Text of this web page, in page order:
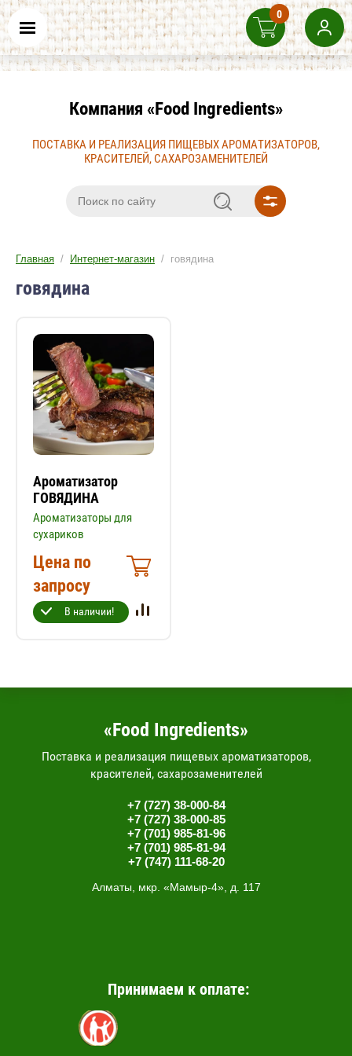
Компания «Food Ingredients»
ПОСТАВКА И РЕАЛИЗАЦИЯ ПИЩЕВЫХ АРОМАТИЗАТОРОВ,
КРАСИТЕЛЕЙ, САХАРОЗАМЕНИТЕЛЕЙ
Главная / Интернет-магазин / говядина
говядина
Ароматизатор
ГОВЯДИНА
Ароматизаторы для
сухариков
Цена по
запросу
В наличии!
«Food Ingredients»
Поставка и реализация пищевых ароматизаторов,
красителей, сахарозаменителей
+7 (727) 38-000-84
+7 (727) 38-000-85
+7 (701) 985-81-96
+7 (701) 985-81-94
+7 (747) 111-68-20
Алматы, мкр. «Мамыр-4», д. 117
Принимаем к оплате:
0